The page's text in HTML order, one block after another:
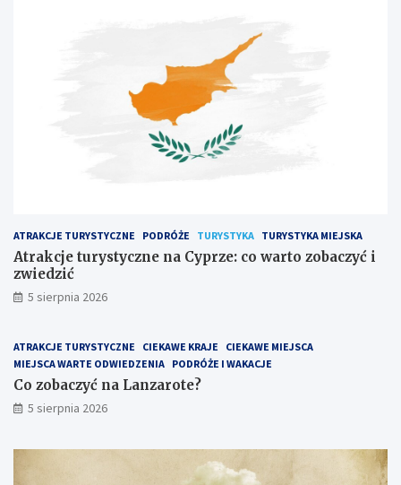
ATRAKCJE TURYSTYCZNE PODRÓŻE TURYSTYKA TURYSTYKA MIEJSKA
Atrakcje turystyczne na Cyprze: co warto zobaczyć i
zwiedzić
5 sierpnia 2026
ATRAKCJE TURYSTYCZNE CIEKAWE KRAJE
CIEKAWE MIEJSCA
MIEJSCA WARTE ODWIEDZENIA PODRÓŻE I WAKACJE
Co zobaczyć na Lanzarote?
5 sierpnia 2026